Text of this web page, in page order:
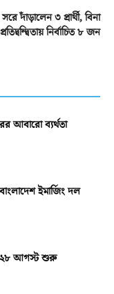
সরে দাঁড়ালেন ৩ প্রার্থী, বিনা
প্রতিদ্বন্দ্বিতায় নির্বাচিত ৮ জন
আবারো ব্যর্থতা
ইমার্জিং দল
২৮ আগস্ট শুরু